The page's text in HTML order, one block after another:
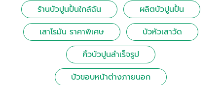
ร้านบัวปูนปั้นใกล้ฉัน
ผลิตบัวปูนปั้น
เสาโรมัน ราคาพิเศษ
บัวหัวเสาวัด
คิ้วบัวปูนสําเร็จรูป
บัวขอบหน้าต่างภายนอก